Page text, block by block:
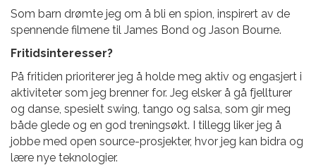
Som barn drømte jeg om å bli en spion, inspirert av de
spennende filmene til James Bond og Jason Bourne.
Fritidsinteresser?
På fritiden prioriterer jeg å holde meg aktiv og engasjert i
aktiviteter som jeg brenner for. Jeg elsker å gå fjellturer
og danse, spesielt swing, tango og salsa, som gir meg
både glede og en god treningsøkt. I tillegg liker jeg å
jobbe med open source-prosjekter, hvor jeg kan bidra og
lære nye teknologier.